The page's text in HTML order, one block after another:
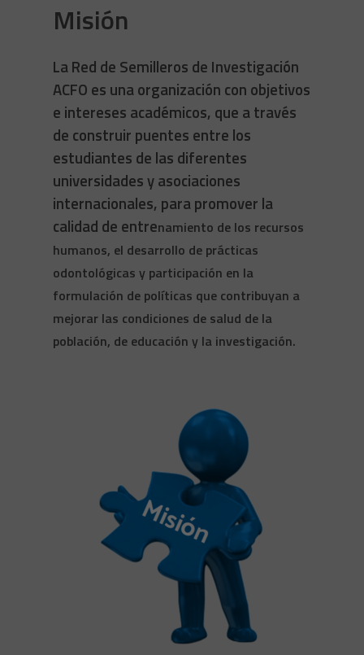
Misión
La Red de Semilleros de Investigación
ACFO es una organización con objetivos
e intereses académicos, que a través
de construir puentes entre los
estudiantes de las diferentes
universidades y asociaciones
internacionales, para promover la
calidad de entrenamiento de los recursos
humanos, el desarrollo de prácticas
odontológicas y participación en la
formulación de políticas que contribuyan a
mejorar las condiciones de salud de la
población, de educación y la investigación.